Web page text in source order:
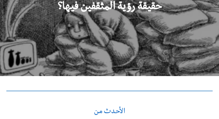
حقيقة رؤية المثقفين فيها؟
الأحدث من